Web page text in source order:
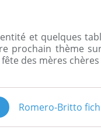
et quelques
prochain thème
des mères chères